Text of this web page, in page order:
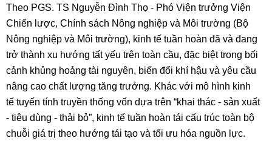
Theo PGS. TS Nguyễn Đình Thọ - Phó Viện trưởng Viện
Chiến lược, Chính sách Nông nghiệp và Môi trường (Bộ
Nông nghiệp và Môi trường), kinh tế tuần hoàn đã và đang
trở thành xu hướng tất yếu trên toàn cầu, đặc biệt trong bối
cảnh khủng hoảng tài nguyên, biến đổi khí hậu và yêu cầu
nâng cao chất lượng tăng trưởng. Khác với mô hình kinh
tế tuyến tính truyền thống vốn dựa trên “khai thác - sản xuất
- tiêu dùng - thải bỏ”, kinh tế tuần hoàn tái cấu trúc toàn bộ
chuỗi giá trị theo hướng tái tạo và tối ưu hóa nguồn lực.